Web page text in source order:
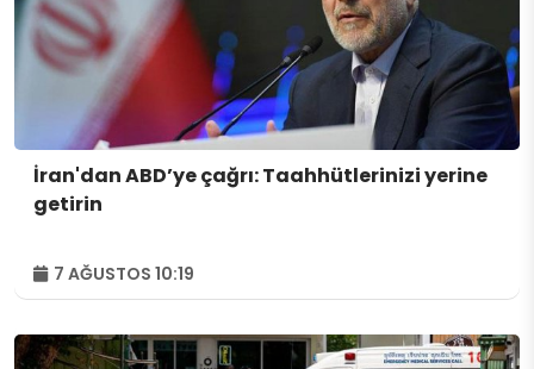
İran'dan ABD’ye çağrı: Taahhütlerinizi yerine
getirin
7 AĞUSTOS 10:19